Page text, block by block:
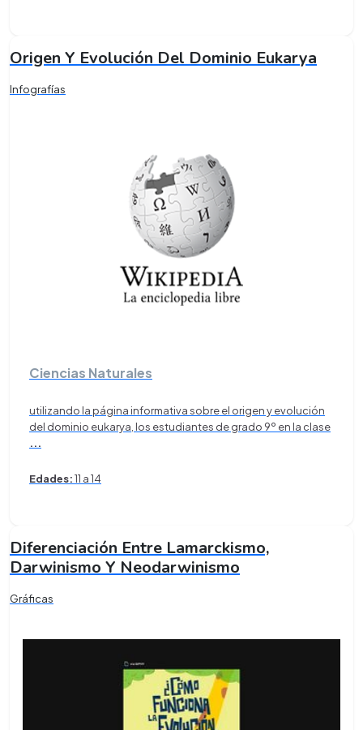
Origen Y Evolución Del Dominio Eukarya
Infografías
Ciencias Naturales
utilizando la página informativa sobre el origen y evolución
del dominio eukarya, los estudiantes de grado 9º en la clase
...
Edades:11 a 14
Diferenciación Entre Lamarckismo,
Darwinismo Y Neodarwinismo
Gráficas